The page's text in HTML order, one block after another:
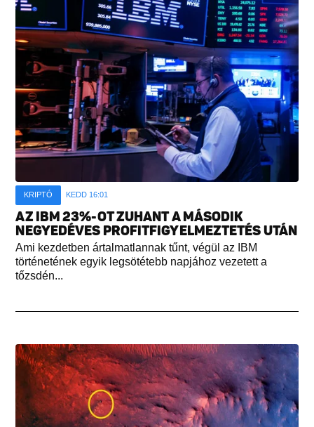
KRIPTÓ KEDD 16:01
AZ IBM 23%-OT ZUHANT A MÁSODIK
NEGYEDÉVES PROFITFIGYELMEZTETÉS UTÁN
Ami kezdetben ártalmatlannak tűnt, végül az IBM
történetének egyik legsötétebb napjához vezetett a
tőzsdén...